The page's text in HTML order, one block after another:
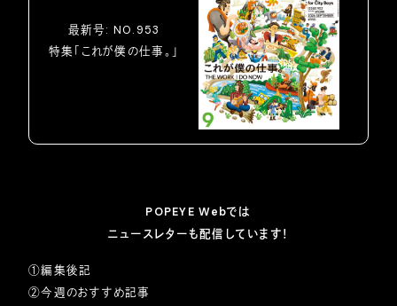
最新号: NO.953
特集「これが僕の仕事。」
POPEYE Webでは
ニュースレターも配信しています！
①編集後記
②今週のおすすめ記事